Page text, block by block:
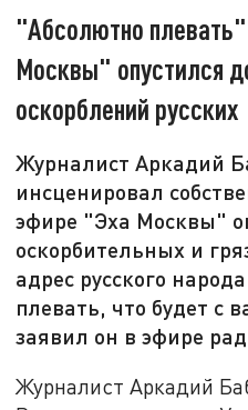
"Абсолютно
Москвы" опустился
оскорблений русских
Журналист Аркадий
инсценировал
эфире "Эха Москвы"
оскорбительных и
адрес русского
плевать, что будет с
заявил он в эфире
Журналист Аркадий